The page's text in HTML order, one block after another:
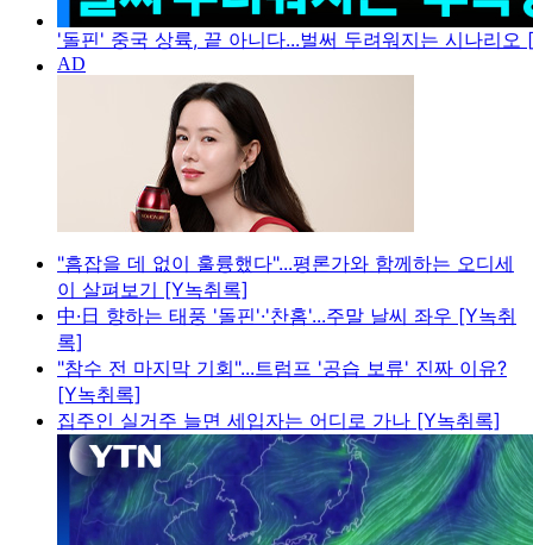
'돌핀' 중국 상륙, 끝 아니다...벌써 두려워지는 시나리오
"흠잡을 데 없이 훌륭했다"...평론가와 함께하는 오디세
이 살펴보기 [Y녹취록]
中·日 향하는 태풍 '돌핀'·'찬홈'...주말 날씨 좌우 [Y녹취
록]
"참수 전 마지막 기회"...트럼프 '공습 보류' 진짜 이유?
[Y녹취록]
집주인 실거주 늘면 세입자는 어디로 가나 [Y녹취록]